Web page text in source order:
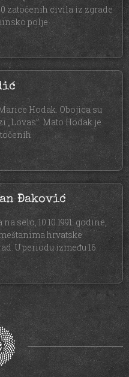
zatočenih civila iz zgrade
polje
Hodak. Obojica su
Mato Hodak je
Đaković
selo, 10.10.1991. godine,
hrvatske
U periodu između 16.